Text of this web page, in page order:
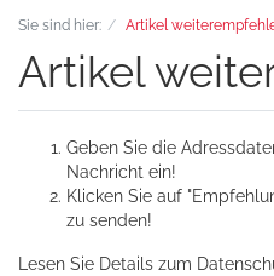
Sie sind hier: Artikel
Artikel
Geben Sie die
Nachricht ein!
Klicken Sie auf
zu senden!
Lesen Sie Details zum